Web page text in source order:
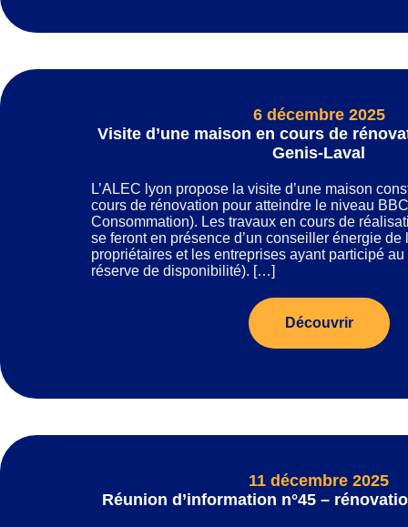
6 décembre 2025
Visite d’une maison en cours de
Genis-Laval
L’ALEC lyon propose la visite d’une maison
cours de rénovation pour atteindre le niveau
Consommation). Les travaux en cours de
se feront en présence d’un conseiller énergie de
propriétaires et les entreprises ayant participé
réserve de disponibilité). […]
Découvrir
11 décembre 2025
Réunion d’information n°45 –